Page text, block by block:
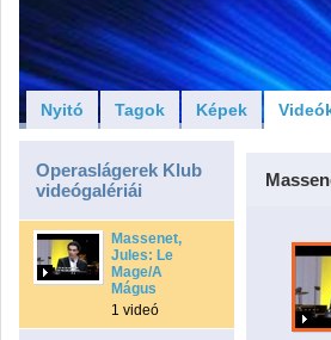
Nyitó Tagok Képek
Operaslágerek Klub
videógalériái
Massenet,
Jules: Le
Mage/A
Mágus
1 videó